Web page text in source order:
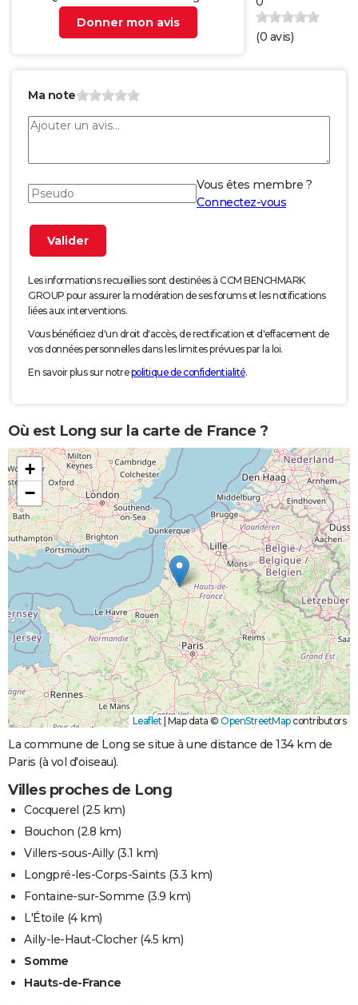
Donner mon avis
(0 avis)
Ma note
Vous êtes membre ?
Connectez-vous
Les informations recueillies sont destinées à CCM BENCHMARK
GROUP pour assurer la modération de ses forums et les notifications
liées aux interventions.
Vous bénéficiez d'un droit d'accès, de rectification et d'effacement de
vos données personnelles dans les limites prévues par la loi.
En savoir plus sur notrepolitique de confidentialité.
Où est Long sur la carte de France ?
+
−
Leaflet | Map data © OpenStreetMapcontributors
La commune de Long se situe à une distance de 134 km de
Paris (à vol d'oiseau).
Villes proches de Long
Cocquerel (2.5 km)
Bouchon (2.8 km)
Villers-sous-Ailly(3.1 km)
Longpré-les-Corps-Saints (3.3 km)
Fontaine-sur-Somme (3.9 km)
L'Étoile (4 km)
Ailly-le-Haut-Clocher(4.5 km)
Somme
Hauts-de-France